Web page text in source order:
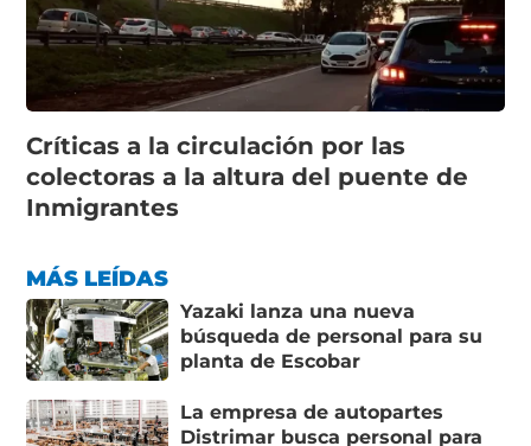
Críticas a la circulación por las
colectoras a la altura del puente de
Inmigrantes
MÁS LEÍDAS
Yazaki lanza una nueva
búsqueda de personal para su
planta de Escobar
La empresa de autopartes
Distrimar busca personal para